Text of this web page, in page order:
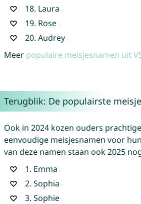
18. Laura
19. Rose
20. Audrey
Meer populaire meisjesnamen uit
Terugblik: De populairste
Ook in 2024 kozen ouders
eenvoudige meisjesnamen voor
van deze namen staan ook 2025
1. Emma
2. Sophia
3. Sophie